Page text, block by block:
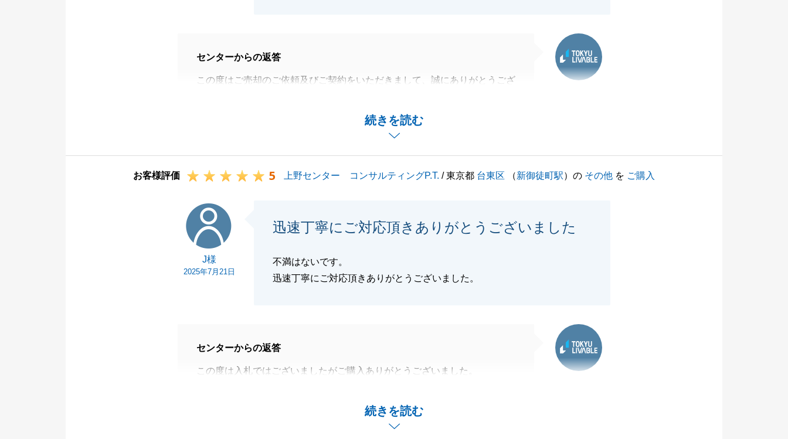
続きを読む
センターからの返答
この度はご売却のご依頼及びご契約をいただきまして、誠にありがとうござ
販売からご契約まで約半年ほどいただきましたが、ご成約できまして、何よ
りでございます。もろもろのご協力、ありがとうございました。
お客様評価 5 上野センター コンサルティングP.T. / 東京都 台東区 （新御徒町駅）の その他 を ご購入
J様
2025年7月21日
迅速丁寧にご対応頂きありがとうございました
不満はないです。
迅速丁寧にご対応頂きありがとうございました。
続きを読む
センターからの返答
この度は入札ではございましたがご購入ありがとうございました。